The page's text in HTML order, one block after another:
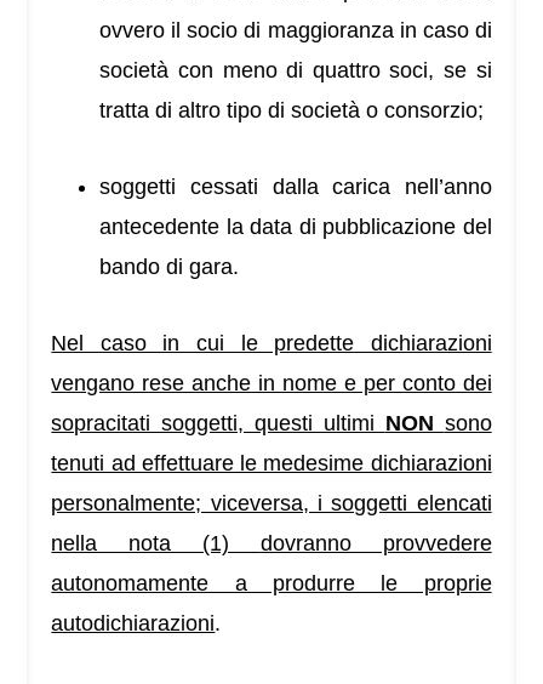
ovvero il socio di maggioranza in caso di
società con meno di quattro soci, se si
tratta di altro tipo di società o consorzio;
soggetti cessati dalla carica nell’anno
antecedente la data di pubblicazione del
bando di gara.
Nel caso in cui le predette dichiarazioni
vengano rese anche in nome e per conto dei
sopracitati soggetti, questi ultimi NON sono
tenuti ad effettuare le medesime dichiarazioni
personalmente; viceversa, i soggetti elencati
nella nota (1)
dovranno provvedere
autonomamente a produrre le proprie
autodichiarazioni.